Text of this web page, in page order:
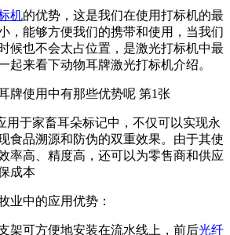
机的优势，这是我们在使用打标机的最
，能够方便我们的携带和使用，当我们
候也不会太占位置，是激光打标机中最
起来看下动物耳牌激光打标机介绍。
于家畜耳朵标记中，不仅可以实现永
食品溯源和防伪的双重效果。由于其使
率高、精度高，还可以为零售商和供应
成本
中的应用优势：
可方便地安装在流水线上，前后光纤